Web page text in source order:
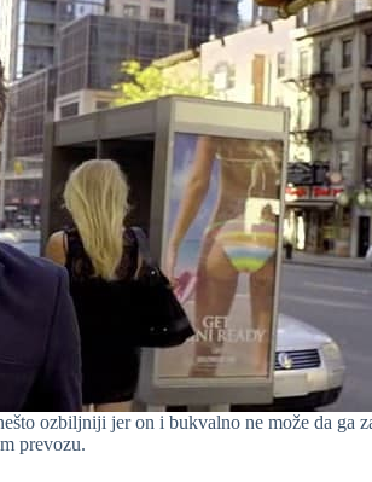
ozbiljniji jer on i bukvalno ne može da ga
prevozu.